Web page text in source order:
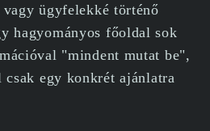
ügyfelekké történő
hagyományos főoldal sok
"mindent mutat be",
egy konkrét ajánlatra